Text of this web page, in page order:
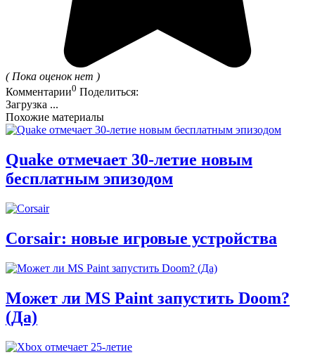
( Пока оценок нет )
Комментарии0 Поделиться:
Загрузка ...
Похожие материалы
Quake отмечает 30-летие новым
бесплатным эпизодом
Corsair: новые игровые устройства
Может ли MS Paint запустить Doom?
(Да)